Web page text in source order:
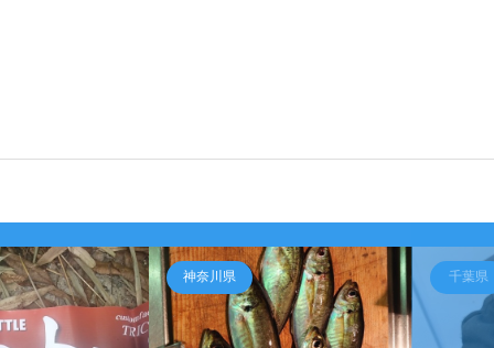
神奈川県 千葉県